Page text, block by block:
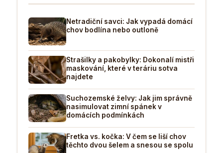
Netradiční savci: Jak vypadá domácí
chov bodlína nebo outloně
Strašilky a pakobylky: Dokonalí mistři
maskování, které v teráriu sotva
najdete
Suchozemské želvy: Jak jim správně
nasimulovat zimní spánek v
domácích podmínkách
Fretka vs. kočka: V čem se liší chov
těchto dvou šelem a snesou se spolu